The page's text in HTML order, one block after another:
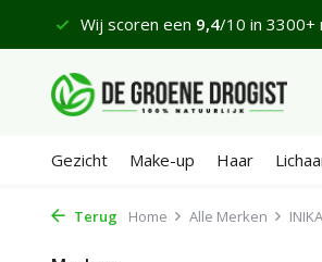
reviews Vandaag besteld,
Gezicht Make-up Haar
Terug Home Alle Merken